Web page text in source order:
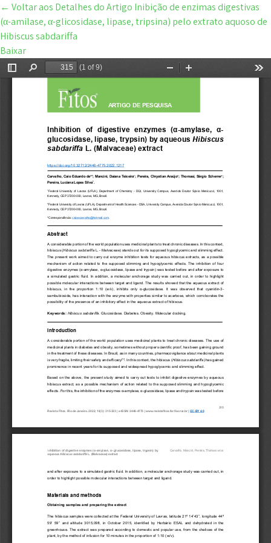
← Voltar aos Detalhes do Artigo Inibição de enzimas digestivas
(α-amilase, α-glicosidase, lipase, tripsina) pelo extrato aquoso de
Hibiscus sabdariffa
Baixar